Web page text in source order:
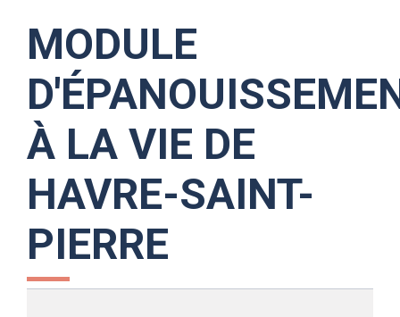
MODULE
À LA VIE DE
HAVRE-SAINT-
PIERRE